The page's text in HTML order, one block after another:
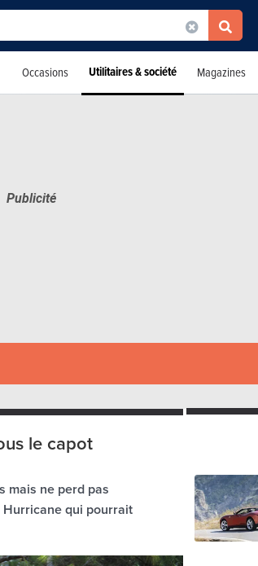
Occasions Utilitaires & société Magazines
le capot
mais ne perd pas
qui pourrait